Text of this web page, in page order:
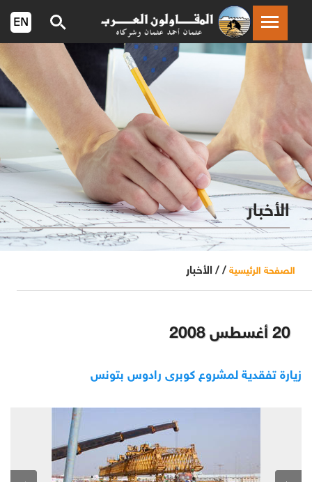
الأخبار
الصفحة الرئيسية / / الأخبار
20 أغسطس 2008
زيارة تفقدية لمشروع كوبرى رادوس بتونس